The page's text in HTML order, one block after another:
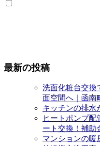
最新の投稿
洗面化粧台交換
面空間へ｜函南
キッチンの排水
ヒートポンプ配
ート交換！補助
マンションの暖